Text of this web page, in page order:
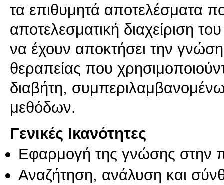
τα επιθυμητά αποτελέσματα
αποτελεσματική διαχείριση
να έχουν αποκτήσει την
θεραπείας που
διαβήτη,
Γενικές Ικανότητες
Εφαρμογή της γνώσης στην
Αναζήτηση, ανάλυση και